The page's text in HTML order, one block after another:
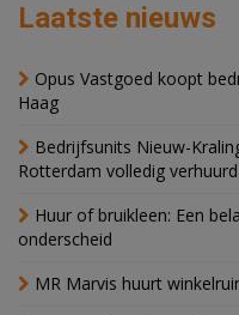
Laatste nieuws
Opus Vastgoed koopt
Haag
Bedrijfsunits Nieuw-
Rotterdam volledig verhuurd
Huur of bruikleen: Een
onderscheid
MR Marvis huurt